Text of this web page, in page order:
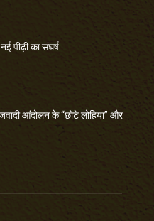
पीढ़ी का संघर्ष
आंदोलन के “छोटे लोहिया” और